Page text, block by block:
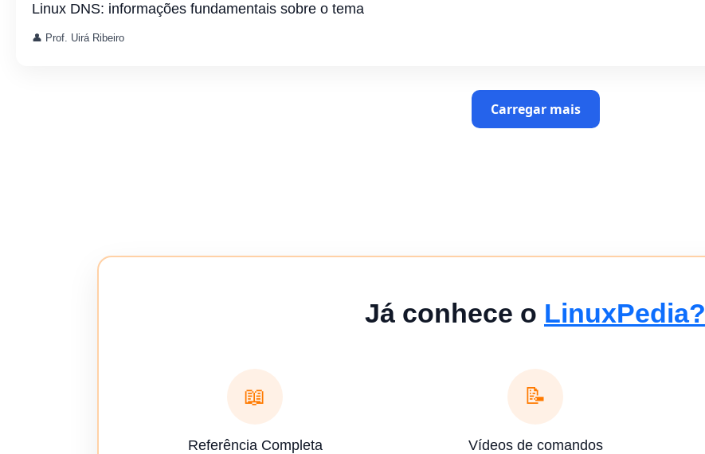
Linux DNS: informações fundamentais sobre o tema
👤 Prof. Uirá Ribeiro
Carregar mais
Já conhece o LinuxPedia?
📖
Referência Completa
📝
Vídeos de comandos